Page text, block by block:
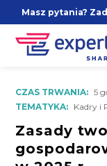
Masz pytania?
CZAS TRWANIA: 5
TEMATYKA: Kadry i
Zasady